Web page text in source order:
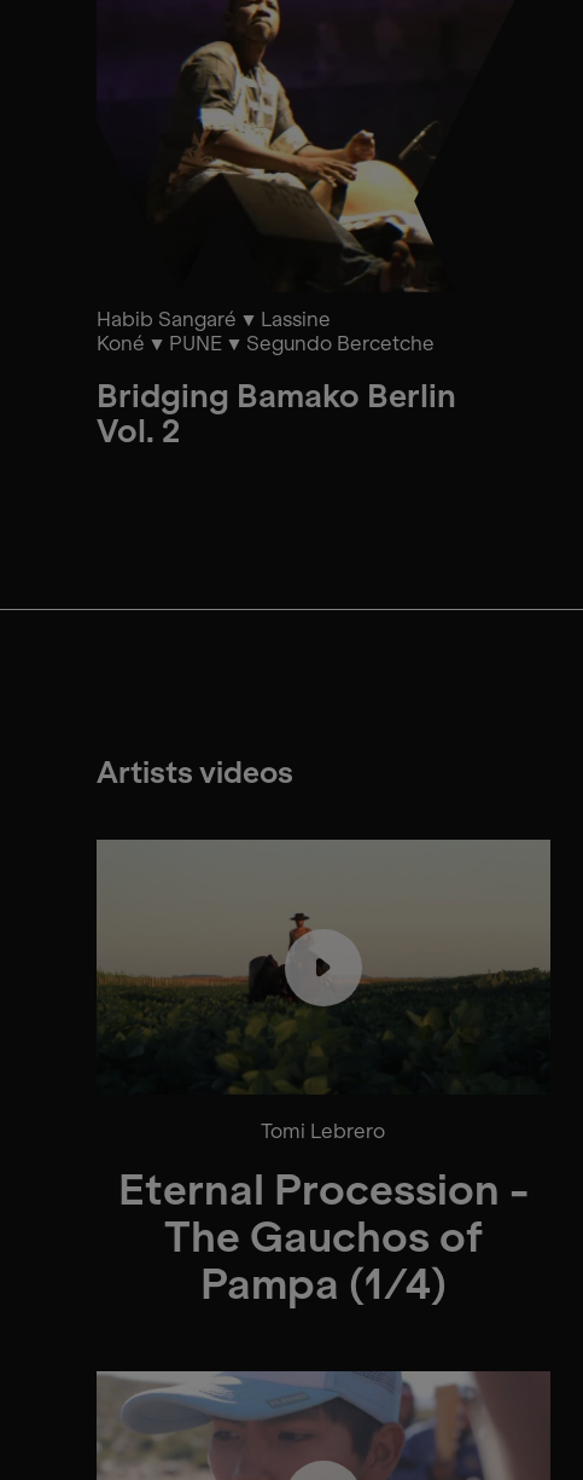
Habib Sangaré
Lassine
Koné
PUNE Segundo Bercetche
Bridging Bamako Berlin
Vol. 2
Artists videos
Tomi Lebrero
Eternal Procession -
The Gauchos of
Pampa (1/4)